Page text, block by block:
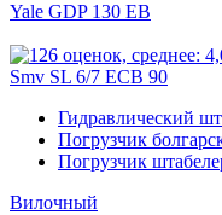
Yale GDP 130 EB
Smv SL 6/7 ECB 90
Гидравлический
Погрузчик
Погрузчик
Вилочный